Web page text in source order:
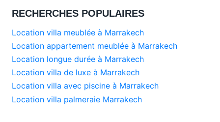
RECHERCHES POPULAIRES
Location villa meublée à Marrakech
Location appartement meublée à Marrakech
Location longue durée à Marrakech
Location villa de luxe à Marrakech
Location villa avec piscine à Marrakech
Location villa palmeraie Marrakech